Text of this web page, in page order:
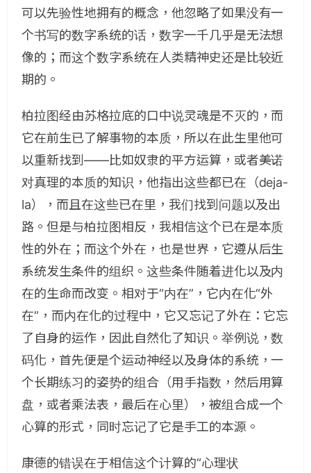
可以先验性地拥有的概念，他忽略了如果没有一
个书写的数字系统的话，数字一千几乎是无法想
像的；而这个数字系统在人类精神史还是比较近
期的。
柏拉图经由苏格拉底的口中说灵魂是不灭的，而
它在前生已了解事物的本质，所以在此生里他可
以重新找到——比如奴隶的平方运算，或者美诺
对真理的本质的知识，他指出这些都已在（deja-
la），而且在这些已在里，我们找到问题以及出
路。但是与柏拉图相反，我相信这个已在是本质
性的外在；而这个外在，也是世界，它遵从后生
系统发生条件的组织。这些条件随着进化以及内
在的生命而改变。相对于“内在”，它内在化“外
在”，而内在化的过程中，它又忘记了外在：它忘
了自身的运作，因此自然化了知识。举例说，数
码化，首先便是个运动神经以及身体的系统，一
个长期练习的姿势的组合（用手指数，然后用算
盘，或者乘法表，最后在心里），被组合成一个
心算的形式，同时忘记了它是手工的本源。
康德的错误在于相信这个计算的“心理状